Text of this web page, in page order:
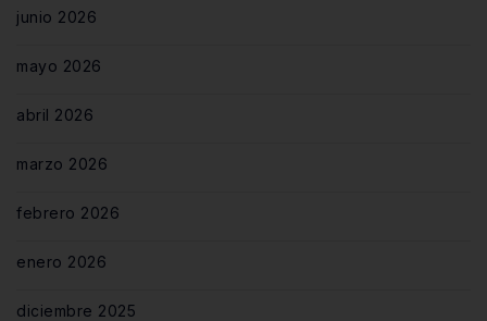
junio 2026
mayo 2026
abril 2026
marzo 2026
febrero 2026
enero 2026
diciembre 2025